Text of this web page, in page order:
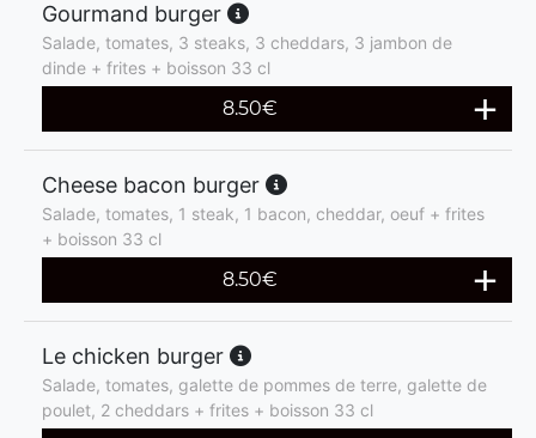
Gourmand burger
Salade, tomates, 3 steaks, 3 cheddars, 3 jambon de
dinde + frites + boisson 33 cl
8.50€
Cheese bacon burger
Salade, tomates, 1 steak, 1 bacon, cheddar, oeuf + frites
+ boisson 33 cl
8.50€
Le chicken burger
Salade, tomates, galette de pommes de terre, galette de
poulet, 2 cheddars + frites + boisson 33 cl